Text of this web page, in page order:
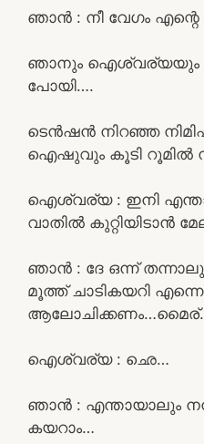
ഞാൻ : നീ വേഗം
ഞാനും ഐശ്വര്യയും
പോയി….
ടെൻഷൻ നിറഞ്ഞ
ഐഷുവും കൂടി റൂമിൽ
ഐശ്വര്യ : ഇനി
വാതിൽ കുറ്റിയിടാൻ
ഞാൻ : ദേ ഒന്ന്
മൂത്ത് ചാടികയറി
ഐശ്വര്യ : ഛെ…
ഞാൻ : എന്തായാലും
കയറാം…